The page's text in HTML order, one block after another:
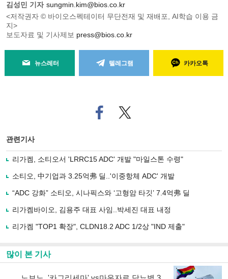
김성민 기자 sungmin.kim@bios.co.kr
<저작권자 © 바이오스펙테이터 무단전재 및 재배포, AI학습 이용 금
지>
보도자료 및 기사제보 press@bios.co.kr
뉴스레터 텔레그램 카카오톡
페
이
로
사
유
기
트위
터로
관련기사
리가켐, 소티오서 'LRRC15 ADC' 개발 "마일스톤 수령"
소티오, 中기업과 3.25억弗 딜..'이중항체 ADC' 개발
“ADC 강화” 소티오, 시나픽스와 ‘고형암 타깃’ 7.4억弗 딜
리가켐바이오, 김용주 대표 사임..박세진 대표 내정
리가켐 "TOP1 확장", CLDN18.2 ADC 1/2상 "IND 제출"
많이 본 기사